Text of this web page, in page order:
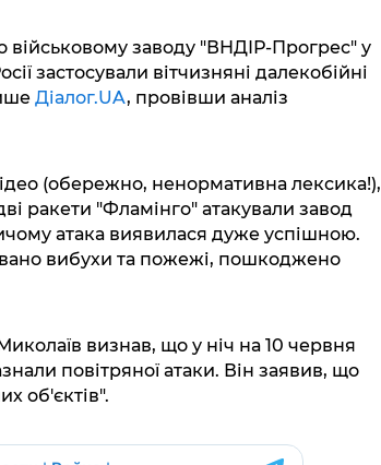
заводу "ВНДІР-Прогрес" у
застосували вітчизняні далекобійні
Діалог.UA, провівши аналіз
(обережно, ненормативна лексика!),
ракети "Фламінго" атакували завод
атака виявилася дуже успішною.
вибухи та пожежі, пошкоджено
визнав, що у ніч на 10 червня
повітряної атаки. Він заявив, що
об'єктів".